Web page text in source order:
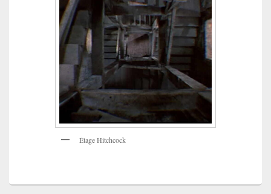
Étage Hitchcock